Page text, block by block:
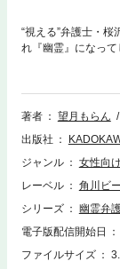
“視える”弁護士・
れ『幽霊』になって
人となった結人だ
著者 望月もらん
出版社
ジャンル
女性向
レーベル
角川ビ
シリーズ
幽霊弁
電子版配信開始日
ファイルサイズ